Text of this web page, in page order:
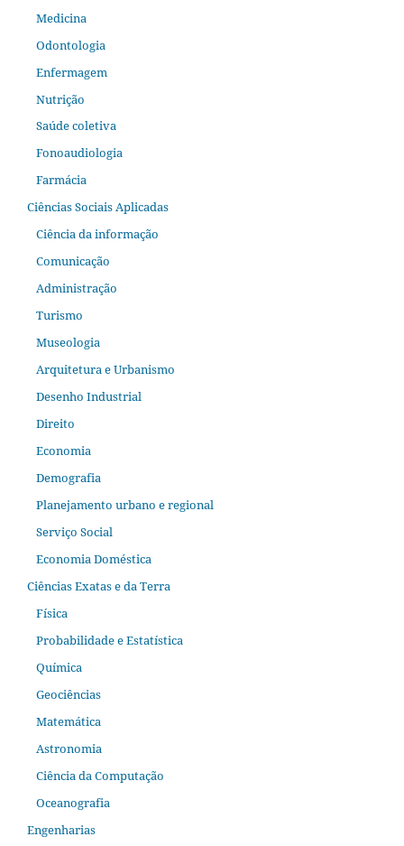
Medicina
Odontologia
Enfermagem
Nutrição
Saúde coletiva
Fonoaudiologia
Farmácia
Ciências Sociais Aplicadas
Ciência da informação
Comunicação
Administração
Turismo
Museologia
Arquitetura e Urbanismo
Desenho Industrial
Direito
Economia
Demografia
Planejamento urbano e regional
Serviço Social
Economia Doméstica
Ciências Exatas e da Terra
Física
Probabilidade e Estatística
Química
Geociências
Matemática
Astronomia
Ciência da Computação
Oceanografia
Engenharias